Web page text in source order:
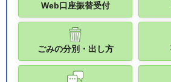
Web口座振替受付
ごみの分別・出し方